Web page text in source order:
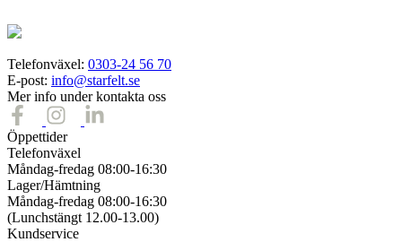
Telefonväxel: 0303-24 56 70
E-post: info@starfelt.se
Mer info under kontakta oss
Öppettider
Telefonväxel
Måndag-fredag 08:00-16:30
Lager/Hämtning
Måndag-fredag 08:00-16:30
(Lunchstängt 12.00-13.00)
Kundservice